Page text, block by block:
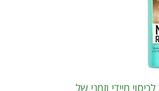
מיידי וזמני של